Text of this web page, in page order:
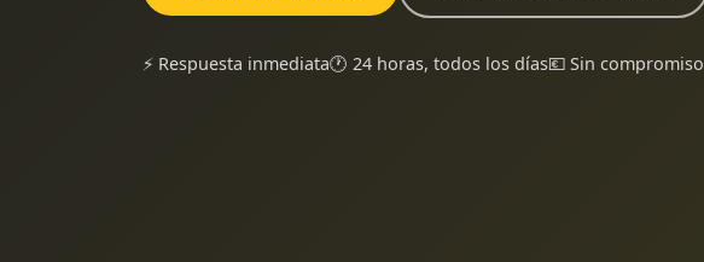
⚡ Respuesta inmediata🕐 24 horas, todos los días💶 Sin compromiso